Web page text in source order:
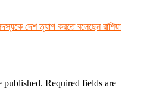
দেশ ত্যাগ করতে বলেছেন রাশিয়া
published. Required fields are